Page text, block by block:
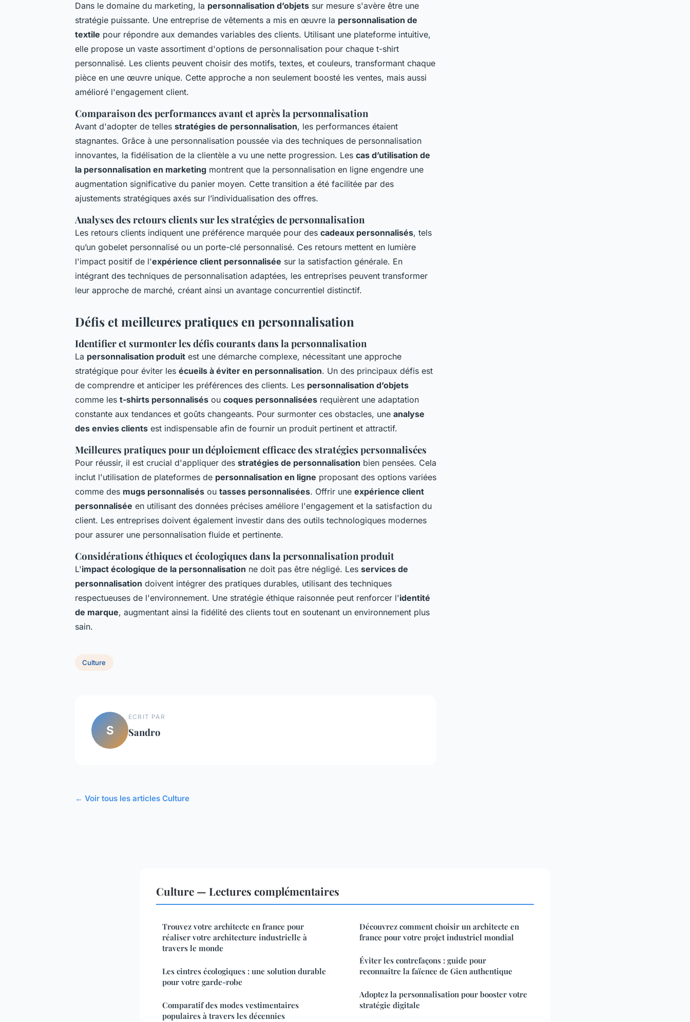
Dans le domaine du marketing, la personnalisation d’objets sur mesure s'avère être une
stratégie puissante. Une entreprise de vêtements a mis en œuvre la personnalisation de
textile pour répondre aux demandes variables des clients. Utilisant une plateforme intuitive,
elle propose un vaste assortiment d'options de personnalisation pour chaque t-shirt
personnalisé. Les clients peuvent choisir des motifs, textes, et couleurs, transformant chaque
pièce en une œuvre unique. Cette approche a non seulement boosté les ventes, mais aussi
amélioré l'engagement client.
Comparaison des performances avant et après la personnalisation
Avant d'adopter de telles stratégies de personnalisation, les performances étaient
stagnantes. Grâce à une personnalisation poussée via des techniques de personnalisation
innovantes, la fidélisation de la clientèle a vu une nette progression. Les cas d’utilisation de
la personnalisation en marketing montrent que la personnalisation en ligne engendre une
augmentation significative du panier moyen. Cette transition a été facilitée par des
ajustements stratégiques axés sur l’individualisation des offres.
Analyses des retours clients sur les stratégies de personnalisation
Les retours clients indiquent une préférence marquée pour des cadeaux personnalisés, tels
qu’un gobelet personnalisé ou un porte-clé personnalisé. Ces retours mettent en lumière
l'impact positif de l'expérience client personnalisée sur la satisfaction générale. En
intégrant des techniques de personnalisation adaptées, les entreprises peuvent transformer
leur approche de marché, créant ainsi un avantage concurrentiel distinctif.
Défis et meilleures pratiques en personnalisation
Identifier et surmonter les défis courants dans la personnalisation
La personnalisation produit est une démarche complexe, nécessitant une approche
stratégique pour éviter les écueils à éviter en personnalisation. Un des principaux défis est
de comprendre et anticiper les préférences des clients. Les personnalisation d’objets
comme les t-shirts personnalisés ou coques personnalisées requièrent une adaptation
constante aux tendances et goûts changeants. Pour surmonter ces obstacles, une analyse
des envies clients est indispensable afin de fournir un produit pertinent et attractif.
Meilleures pratiques pour un déploiement efficace des stratégies personnalisées
Pour réussir, il est crucial d'appliquer des stratégies de personnalisation bien pensées. Cela
inclut l'utilisation de plateformes de personnalisation en ligne proposant des options variées
comme des mugs personnalisés ou tasses personnalisées. Offrir une expérience client
personnalisée en utilisant des données précises améliore l'engagement et la satisfaction du
client. Les entreprises doivent également investir dans des outils technologiques modernes
pour assurer une personnalisation fluide et pertinente.
Considérations éthiques et écologiques dans la personnalisation produit
L'impact écologique de la personnalisation ne doit pas être négligé. Les services de
personnalisation doivent intégrer des pratiques durables, utilisant des techniques
respectueuses de l'environnement. Une stratégie éthique raisonnée peut renforcer l'identité
de marque, augmentant ainsi la fidélité des clients tout en soutenant un environnement plus
sain.
Culture
S
ECRIT PAR
Sandro
← Voir tous les articles Culture
Culture — Lectures complémentaires
Trouvez votre architecte en france pour
réaliser votre architecture industrielle à
travers le monde
Les cintres écologiques : une solution durable
pour votre garde-robe
Comparatif des modes vestimentaires
populaires à travers les décennies
Découvrez comment choisir un architecte en
france pour votre projet industriel mondial
Éviter les contrefaçons : guide pour
reconnaître la faïence de Gien authentique
Adoptez la personnalisation pour booster votre
stratégie digitale